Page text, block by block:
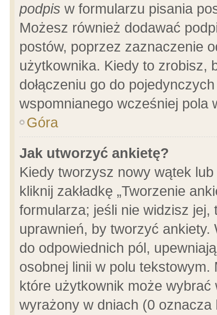
podpis w formularzu pisania
Możesz również dodawać
postów, poprzez zaznaczenie
użytkownika. Kiedy to zrobisz,
dołączeniu go do
wspomnianego wcześniej pola
Góra
Jak utworzyć ankietę?
Kiedy tworzysz nowy wątek
kliknij zakładkę „Tworzenie
formularza; jeśli nie widzisz
uprawnień, by tworzyć ankiety.
do odpowiednich pól,
osobnej linii w polu
które użytkownik może
wyrażony w dniach (0